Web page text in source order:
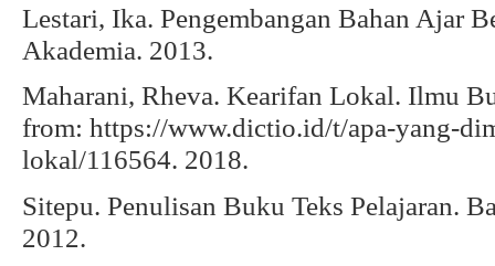
Lestari, Ika. Pengembangan Bahan Ajar
Akademia. 2013.
Maharani, Rheva. Kearifan Lokal. Ilmu
from: https://www.dictio.id/t/apa-yang-
lokal/116564. 2018.
Sitepu. Penulisan Buku Teks Pelajaran.
2012.